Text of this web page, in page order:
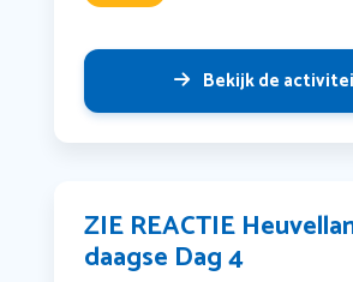
Bekijk de
ZIE REACTIE
daagse Dag 4